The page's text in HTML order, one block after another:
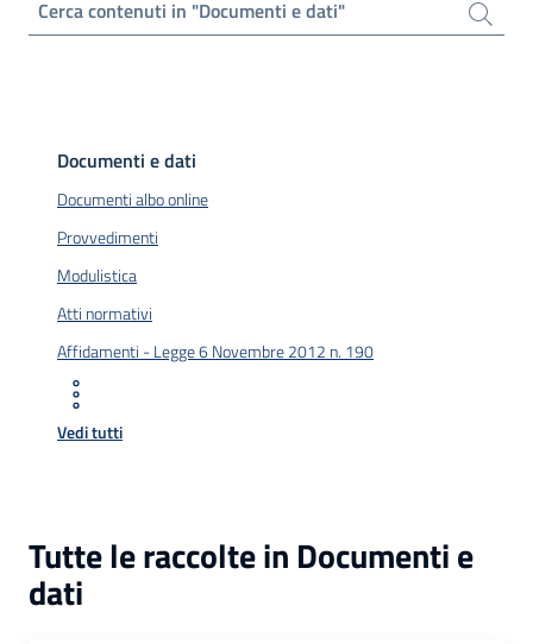
Cerca contenuti in "Documenti e dati"
Documenti e dati
Documenti albo online
Provvedimenti
Modulistica
Atti normativi
Affidamenti - Legge 6 Novembre 2012 n. 190
Vedi tutti
Tutte le raccolte in Documenti e
dati